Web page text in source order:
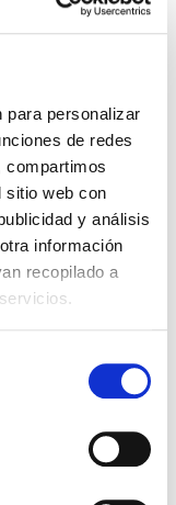
para personalizar
de redes
compartimos
sitio web con
y análisis
información
recopilado a
de edad a
ha
según datos
más >